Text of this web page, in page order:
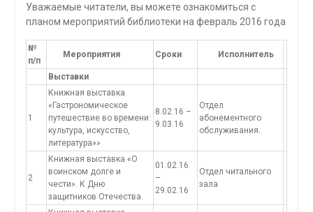
Уважаемые читатели, вы можете ознакомиться с
планом мероприятий библиотеки на февраль 2016 года
№
п/п
Мероприятия Сроки Исполнитель
Выставки
1
Книжная выставка
«Гастрономическое
путешествие во времени:
культура, искусство,
литература»»
8.02.16 –
9.03.16
Отдел
абонементного
обслуживания.
2
Книжная выставка «О
воинском долге и
чести». К Дню
защитников Отечества.
01.02.16
–
29.02.16
Отдел читального
зала